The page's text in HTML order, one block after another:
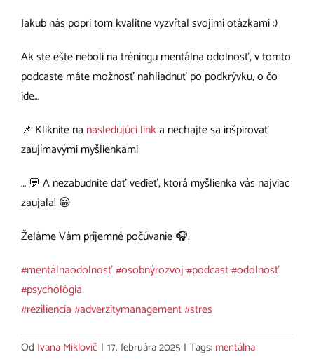
Jakub nás popri tom kvalitne vyzvŕtal svojimi otázkami :)
Ak ste ešte neboli na tréningu mentálna odolnosť, v tomto
podcaste máte možnosť nahliadnuť po podkrývku, o čo
ide…
📌 Kliknite na nasledujúci linka nechajte sa inšpirovať
zaujímavými myšlienkami
… 💬 A nezabudnite dať vedieť, ktorá myšlienka vás najviac
zaujala! 😀
Želáme Vám príjemné počúvanie 🎧.
#mentálnaodolnosť#osobnýrozvoj#podcast#odolnosť
#psychológia
#reziliencia#adverzitymanagement#stres
Od Ivana Miklovič | 17. februára 2025 | Tags: mentálna